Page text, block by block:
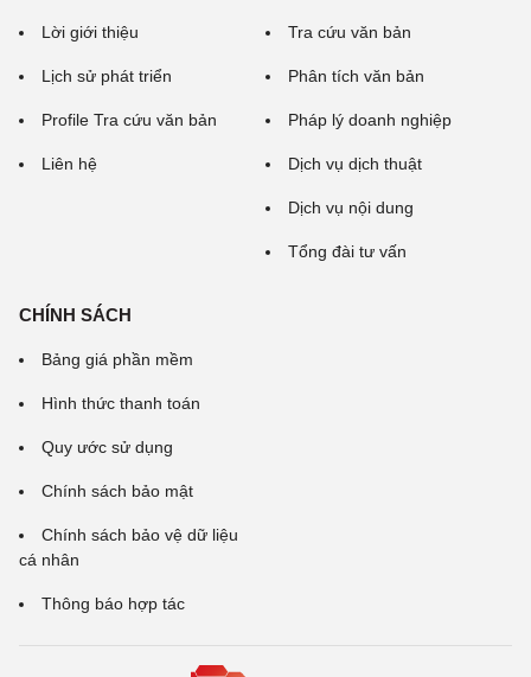
Lời giới thiệu
Lịch sử phát triển
Profile Tra cứu văn bản
Liên hệ
Tra cứu văn bản
Phân tích văn bản
Pháp lý doanh nghiệp
Dịch vụ dịch thuật
Dịch vụ nội dung
Tổng đài tư vấn
CHÍNH SÁCH
Bảng giá phần mềm
Hình thức thanh toán
Quy ước sử dụng
Chính sách bảo mật
Chính sách bảo vệ dữ liệu
cá nhân
Thông báo hợp tác